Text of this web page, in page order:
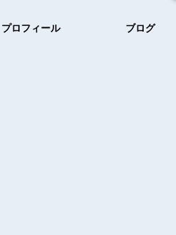
プロフィール ブログ